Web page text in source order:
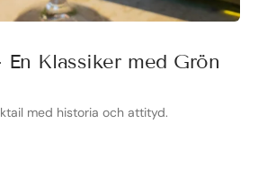
Klassiker med Grön
med historia och attityd.